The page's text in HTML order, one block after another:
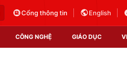
Cổng thông tin English
CÔNG NGHỆ GIÁO DỤC